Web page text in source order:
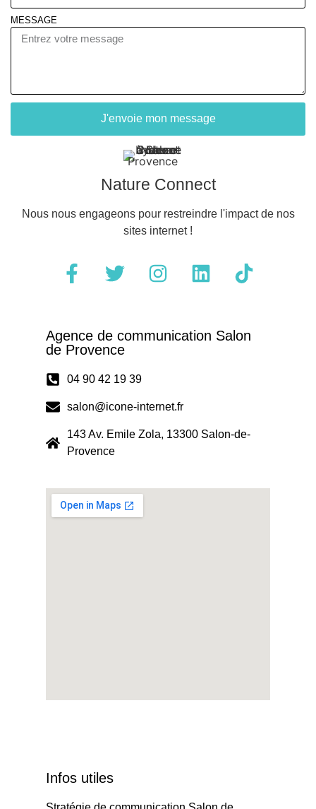
MESSAGE
J'envoie mon message
Nature Connect
Nous nous engageons pour restreindre l'impact de nos
sites internet !
Agence de communication Salon
de Provence
04 90 42 19 39
salon@icone-internet.fr
143 Av. Emile Zola, 13300 Salon-de-
Provence
Infos utiles